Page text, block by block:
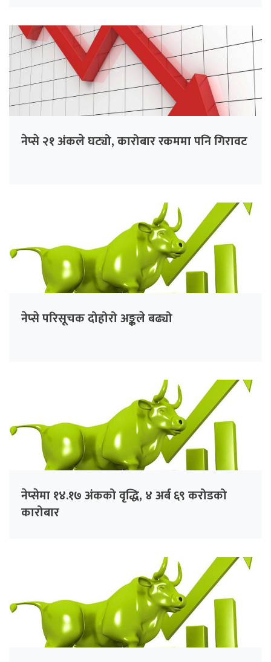
नेप्से २१ अंकले घट्यो, कारोबार रकममा पनि गिरावट
नेप्से परिसूचक दोहोरो अङ्कले बढ्यो
नेप्सेमा १४.१७ अंकको वृद्धि, ४ अर्ब ६९ करोडको
कारोबार